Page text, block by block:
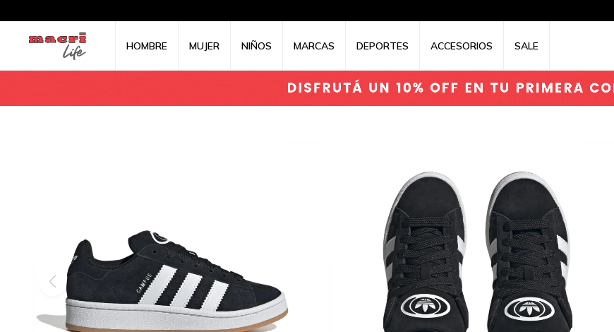
HOMBRE MUJER NIÑOS MARCAS DEPORTES ACCESORIOS SALE